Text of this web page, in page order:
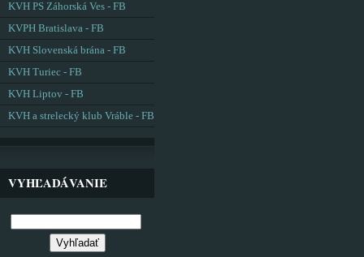
KVH PS Záhorská Ves - FB
KVPH Bratislava - FB
KVH Slovenská brána - FB
KVH Turiec - FB
KVH Liptov - FB
KVH a strelecký klub Vráble - FB
VYHĽADÁVANIE